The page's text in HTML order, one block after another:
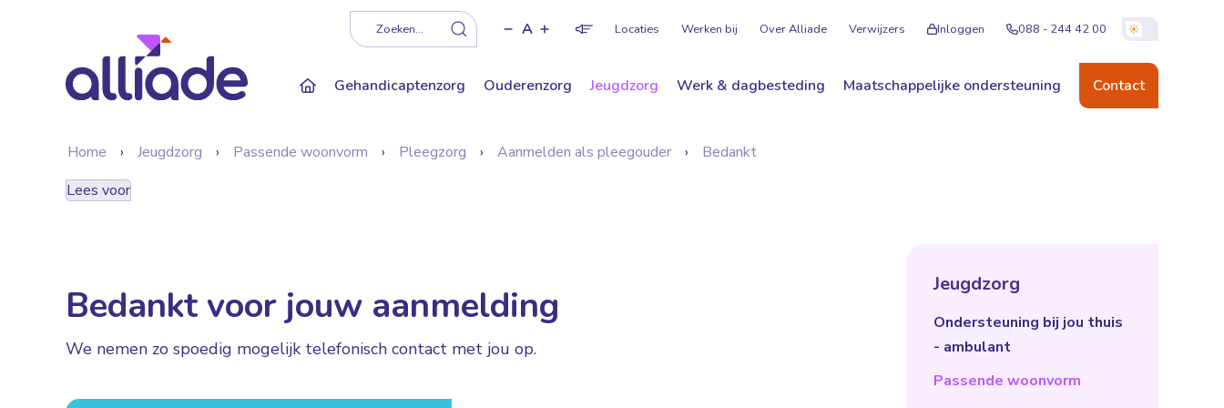
Zoeken... A Locaties Werken bij Over Alliade Verwijzers Inloggen 088 - 244 42 00
Darkmode: Off
Gehandicaptenzorg Ouderenzorg Jeugdzorg Werk & dagbesteding Maatschappelijke ondersteuning Contact
Home Jeugdzorg Passende woonvorm Pleegzorg Aanmelden als pleegouder
Bedankt
Lees voor
Bedankt voor jouw aanmelding
We nemen zo spoedig mogelijk telefonisch contact met jou op.
Jeugdzorg
Ondersteuning bij jou thuis
- ambulant
Passende woonvorm